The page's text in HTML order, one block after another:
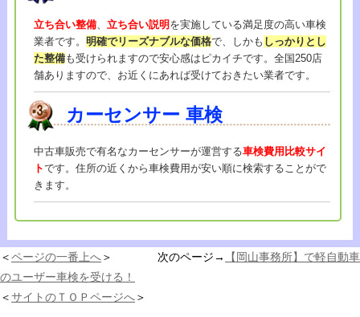
立ち合い整備、 立ち合い説明を実施している満足度の高い車検
業者です。 明確でリーズナブルな価格で、しかも しっかりとし
た整備も受けられますので安心感はピカイチです。全国250店
舗ありますので、お近くにあれば受けておきたい業者です。
カーセンサー 車検
中古車販売で有名なカーセンサーが運営する車検費用比較サイ
トです。住所の近くから車検費用が安い順に検索することがで
きます。
＜ページの一番上へ＞ 次のページ→
【岡山事務所】で軽自動車
のユーザー車検を受ける！
＜サイトのＴＯＰページへ＞